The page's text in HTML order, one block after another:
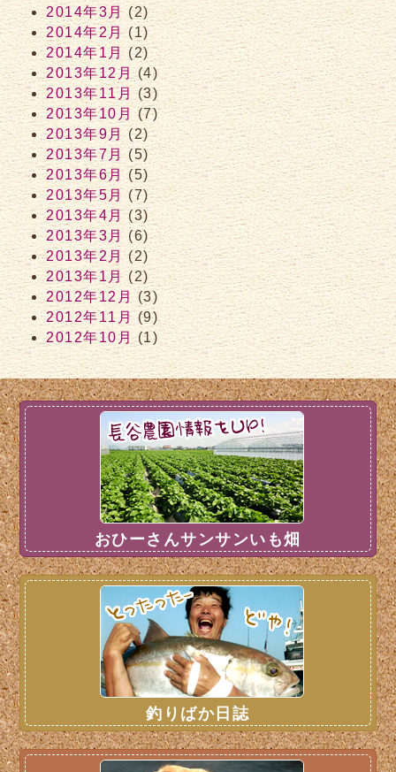
2014年3月(2)
2014年2月(1)
2014年1月(2)
2013年12月(4)
2013年11月(3)
2013年10月(7)
2013年9月(2)
2013年7月(5)
2013年6月(5)
2013年5月(7)
2013年4月(3)
2013年3月(6)
2013年2月(2)
2013年1月(2)
2012年12月(3)
2012年11月(9)
2012年10月(1)
おひーさんサンサンいも畑
釣りばか日誌